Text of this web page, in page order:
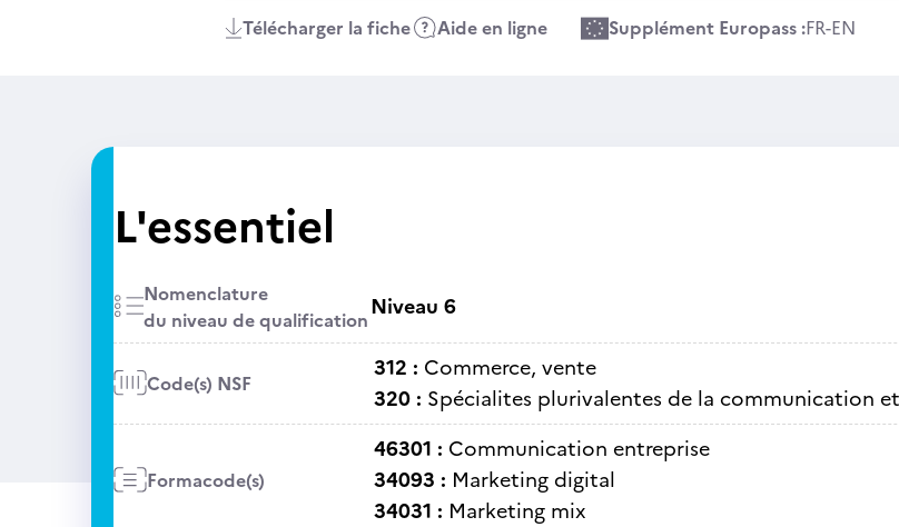
Télécharger la fiche Aide en ligne Supplément Europass :FR-EN
L'essentiel
Nomenclature
du niveau de qualificationNiveau 6
Code(s) NSF
312 : Commerce, vente
320 : Spécialites plurivalentes de la communication
Formacode(s)
46301 : Communication entreprise
34093 : Marketing digital
34031 : Marketing mix